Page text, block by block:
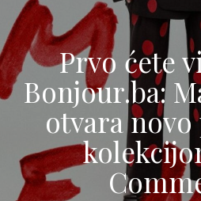
Prvo ćete
Bonjour.ba:
otvara